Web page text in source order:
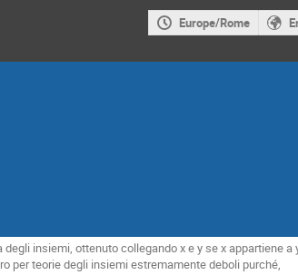
Europe/Rome
insiemi, ottenuto collegando x e y se x appartiene a
per teorie degli insiemi estremamente deboli purché,